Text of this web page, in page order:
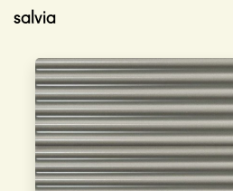
Minimalism
salvia